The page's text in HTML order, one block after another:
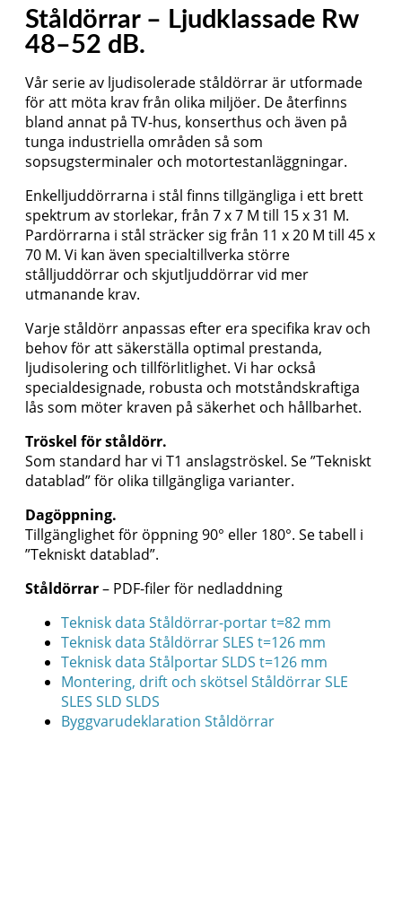
Ståldörrar – Ljudklassade Rw
48–52 dB.
Vår serie av ljudisolerade ståldörrar är utformade
för att möta krav från olika miljöer. De återfinns
bland annat på TV-hus, konserthus och även på
tunga industriella områden så som
sopsugsterminaler och motortestanläggningar.
Enkelljuddörrarna i stål finns tillgängliga i ett brett
spektrum av storlekar, från 7 x 7 M till 15 x 31 M.
Pardörrarna i stål sträcker sig från 11 x 20 M till 45 x
70 M. Vi kan även specialtillverka större
stålljuddörrar och skjutljuddörrar vid mer
utmanande krav.
Varje ståldörr anpassas efter era specifika krav och
behov för att säkerställa optimal prestanda,
ljudisolering och tillförlitlighet. Vi har också
specialdesignade, robusta och motståndskraftiga
lås som möter kraven på säkerhet och hållbarhet.
Tröskel för ståldörr.
Som standard har vi T1 anslagströskel. Se ”Tekniskt
datablad” för olika tillgängliga varianter.
Dagöppning.
Tillgänglighet för öppning 90° eller 180°. Se tabell i
”Tekniskt datablad”.
Ståldörrar– PDF-filer för nedladdning
Teknisk data Ståldörrar-portar t=82 mm
Teknisk data Ståldörrar SLES t=126 mm
Teknisk data Stålportar SLDS t=126 mm
Montering, drift och skötsel Ståldörrar SLE
SLES SLD SLDS
Byggvarudeklaration Ståldörrar